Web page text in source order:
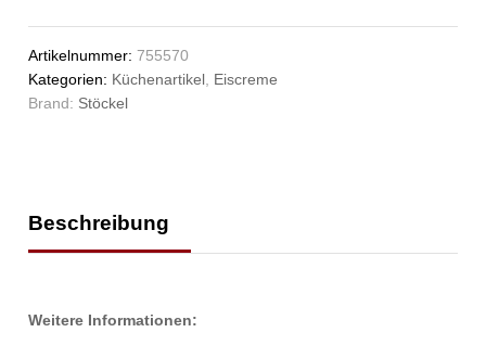
Artikelnummer:755570
Kategorien: Küchenartikel Eiscreme
Brand: Stöckel
Beschreibung
Weitere Informationen: